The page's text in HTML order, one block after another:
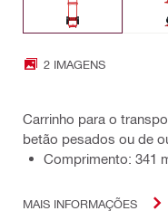
2 IMAGENS
Carrinho para o
betão pesados ou de
Comprimento: 341
MAIS INFORMAÇÕES